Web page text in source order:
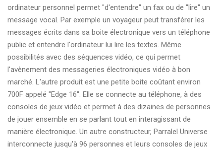
ordinateur personnel permet "d'entendre" un fax ou de "lire" un
message vocal. Par exemple un voyageur peut transférer les
messages écrits dans sa boite électronique vers un téléphone
public et entendre l'ordinateur lui lire les textes. Même
possibilités avec des séquences vidéo, ce qui permet
l'avènement des messageries électroniques vidéo à bon
marché. L'autre produit est une petite boite coûtant environ
700F appelé "Edge 16". Elle se connecte au téléphone, à des
consoles de jeux vidéo et permet à des dizaines de personnes
de jouer ensemble en se parlant tout en interagissant de
manière électronique. Un autre constructeur, Parralel Universe
interconnecte jusqu'à 96 personnes et leurs consoles de jeux